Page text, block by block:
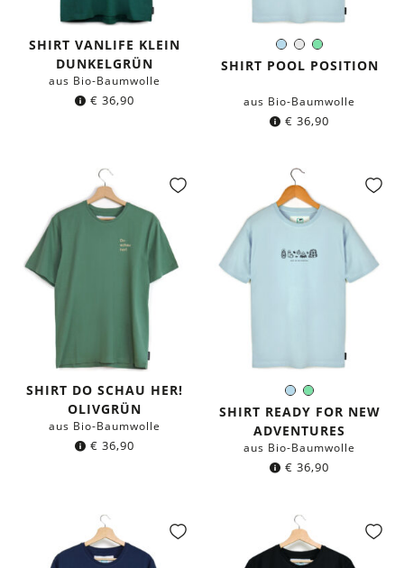
SHIRT VANLIFE KLEIN
DUNKELGRÜN
aus Bio-Baumwolle
€ 36,90
Hellblau
WeißMintgrün
Farbe:
SHIRT POOL POSITION
aus Bio-Baumwolle
€ 36,90
SHIRT DO SCHAU HER!
OLIVGRÜN
aus Bio-Baumwolle
€ 36,90
Hellblau
Mintgrün
Farbe:
SHIRT READY FOR NEW
ADVENTURES
aus Bio-Baumwolle
€ 36,90